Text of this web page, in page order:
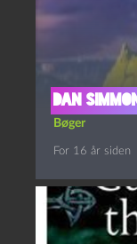
Dan
Bøger
For 16 år siden